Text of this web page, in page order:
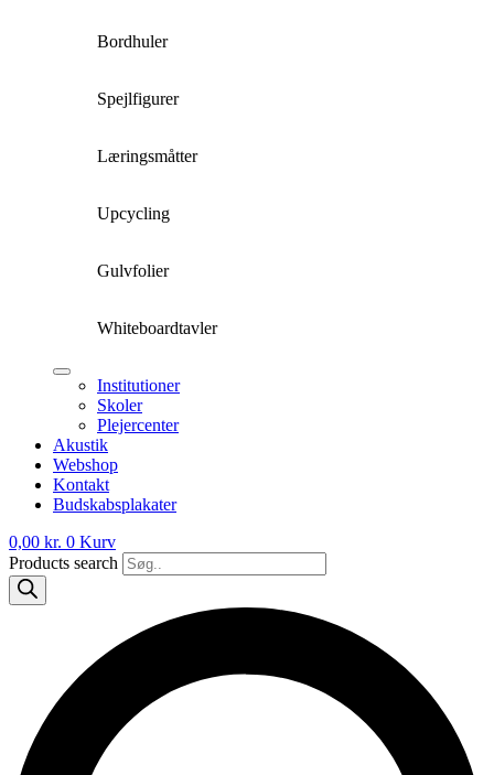
Bordhuler
Spejlfigurer
Læringsmåtter
Upcycling
Gulvfolier
Whiteboardtavler
Institutioner
Skoler
Plejercenter
Akustik
Webshop
Kontakt
Budskabsplakater
0,00 kr. 0 Kurv
Products search